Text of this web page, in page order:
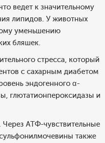
ведет к значительному
липидов. У животных
уменьшению
бляшек.
стресса, который
с сахарным диабетом
эндогенного α-
глютатионпероксидазы и
АТФ-чувствительные
также